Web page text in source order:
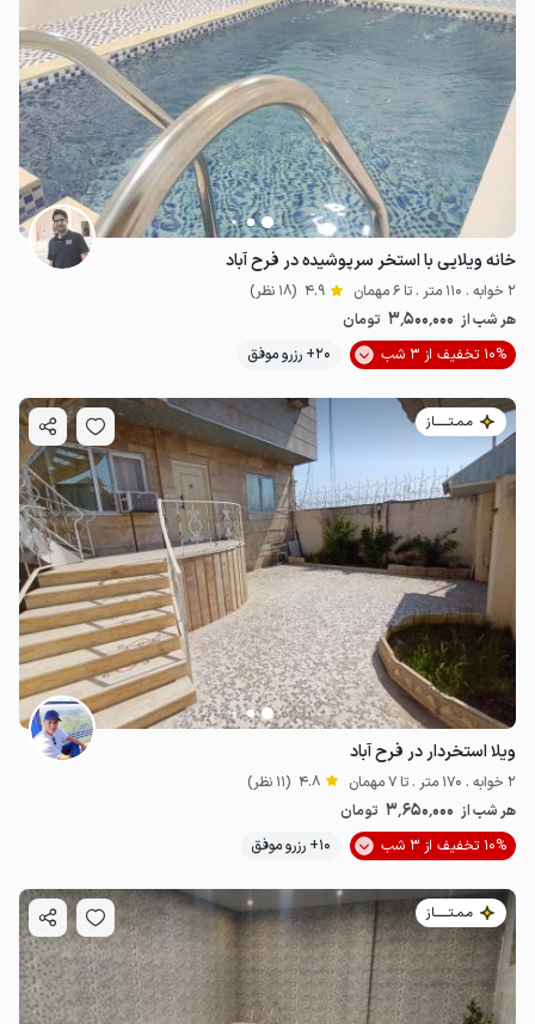
خانه ویلایی با استخر سرپوشیده در فرح آباد
2 خوابه . 110 متر . تا 6 مهمان 4.9 (18 نظر)
هر شب از 3٬500٬000 تومان
10% تخفیف از 3 شب
20+ رزرو موفق
مـمـتــــــاز
ویلا استخردار در فرح آباد
2 خوابه . 170 متر . تا 7 مهمان 4.8 (11 نظر)
هر شب از 3٬650٬000 تومان
10% تخفیف از 3 شب
10+ رزرو موفق
مـمـتــــــاز